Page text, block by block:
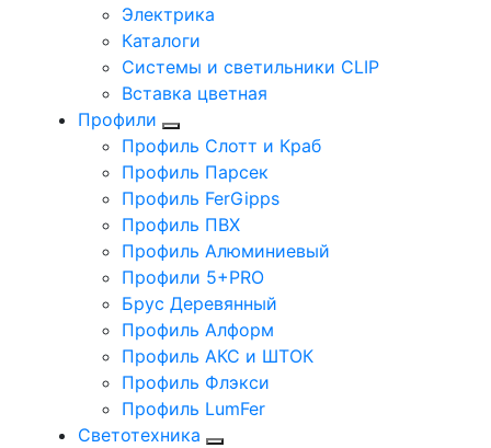
Электрика
Каталоги
Системы и светильники CLIP
Вставка цветная
Профили
Профиль Слотт и Краб
Профиль Парсек
Профиль FerGipps
Профиль ПВХ
Профиль Алюминиевый
Профили 5+PRO
Брус Деревянный
Профиль Алформ
Профиль АКС и ШТОК
Профиль Флэкси
Профиль LumFer
Светотехника